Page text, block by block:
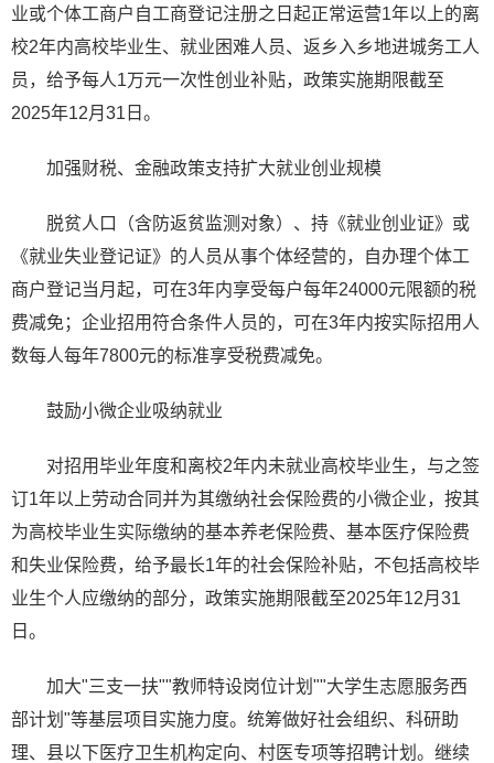
业或个体工商户自工商登记注册之日起正常运营1年以上的离
校2年内高校毕业生、就业困难人员、返乡入乡地进城务工人
员，给予每人1万元一次性创业补贴，政策实施期限截至
2025年12月31日。
加强财税、金融政策支持扩大就业创业规模
脱贫人口（含防返贫监测对象）、持《就业创业证》或
《就业失业登记证》的人员从事个体经营的，自办理个体工
商户登记当月起，可在3年内享受每户每年24000元限额的税
费减免；企业招用符合条件人员的，可在3年内按实际招用人
数每人每年7800元的标准享受税费减免。
鼓励小微企业吸纳就业
对招用毕业年度和离校2年内未就业高校毕业生，与之签
订1年以上劳动合同并为其缴纳社会保险费的小微企业，按其
为高校毕业生实际缴纳的基本养老保险费、基本医疗保险费
和失业保险费，给予最长1年的社会保险补贴，不包括高校毕
业生个人应缴纳的部分，政策实施期限截至2025年12月31
日。
加大"三支一扶""教师特设岗位计划""大学生志愿服务西
部计划"等基层项目实施力度。统筹做好社会组织、科研助
理、县以下医疗卫生机构定向、村医专项等招聘计划。继续